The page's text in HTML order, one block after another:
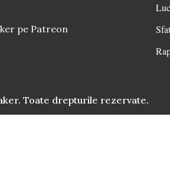
pe Patreon
Toate drepturile rezervate.